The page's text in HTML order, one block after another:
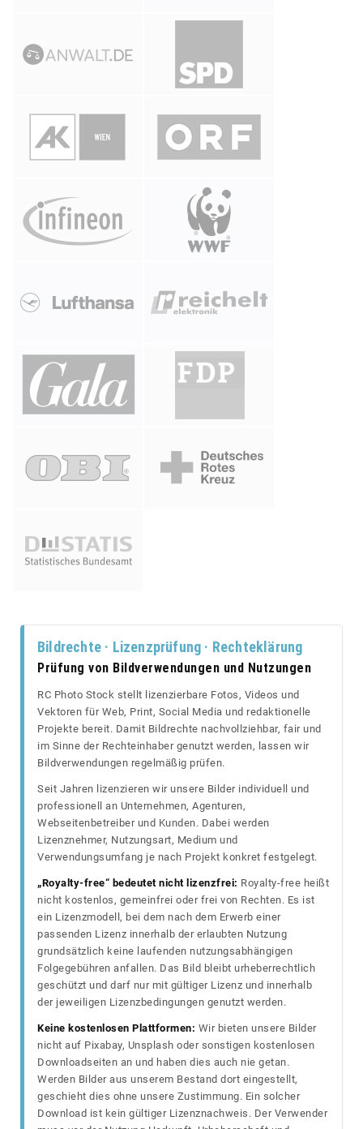
Bildrechte · Lizenzprüfung · Rechteklärung
Prüfung von Bildverwendungen und Nutzungen
RC Photo Stock stellt lizenzierbare Fotos, Videos und
Vektoren für Web, Print, Social Media und redaktionelle
Projekte bereit. Damit Bildrechte nachvollziehbar, fair und
im Sinne der Rechteinhaber genutzt werden, lassen wir
Bildverwendungen regelmäßig prüfen.
Seit Jahren lizenzieren wir unsere Bilder individuell und
professionell an Unternehmen, Agenturen,
Webseitenbetreiber und Kunden. Dabei werden
Lizenznehmer, Nutzungsart, Medium und
Verwendungsumfang je nach Projekt konkret festgelegt.
„Royalty-free“ bedeutet nicht lizenzfrei: Royalty-free heißt
nicht kostenlos, gemeinfrei oder frei von Rechten. Es ist
ein Lizenzmodell, bei dem nach dem Erwerb einer
passenden Lizenz innerhalb der erlaubten Nutzung
grundsätzlich keine laufenden nutzungsabhängigen
Folgegebühren anfallen. Das Bild bleibt urheberrechtlich
geschützt und darf nur mit gültiger Lizenz und innerhalb
der jeweiligen Lizenzbedingungen genutzt werden.
Keine kostenlosen Plattformen: Wir bieten unsere Bilder
nicht auf Pixabay, Unsplash oder sonstigen kostenlosen
Downloadseiten an und haben dies auch nie getan.
Werden Bilder aus unserem Bestand dort eingestellt,
geschieht dies ohne unsere Zustimmung. Ein solcher
Download ist kein gültiger Lizenznachweis. Der Verwender